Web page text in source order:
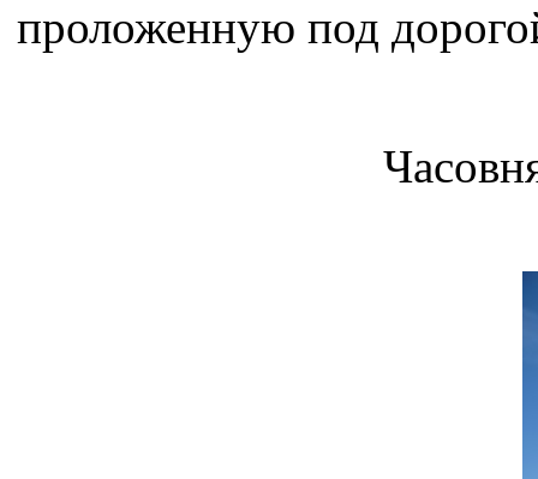
проложенную под